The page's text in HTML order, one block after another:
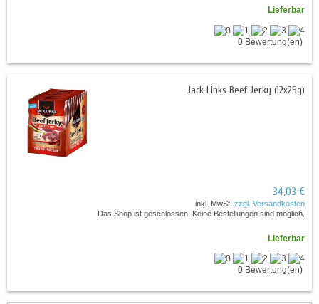
Lieferbar
0 Bewertung(en)
Jack Links Beef Jerky (12x25g)
34,03 €
inkl. MwSt. zzgl. Versandkosten
Das Shop ist geschlossen. Keine Bestellungen sind möglich.
Lieferbar
0 Bewertung(en)